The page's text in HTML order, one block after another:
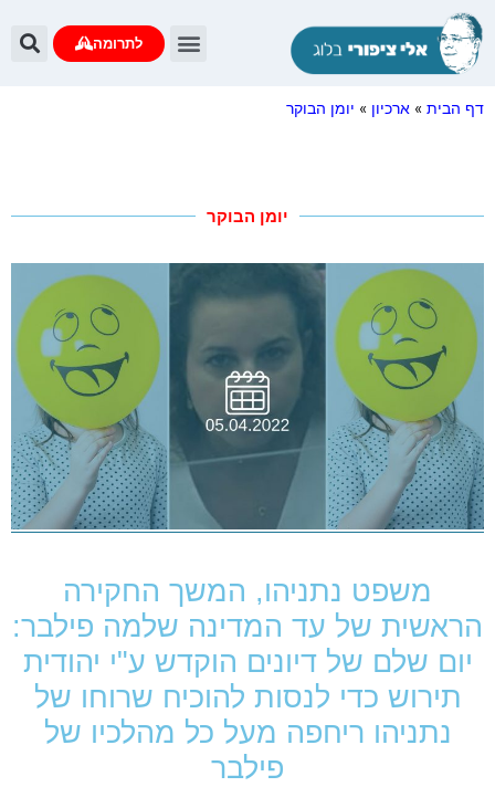
לתרומה
דף הבית » ארכיון » יומן הבוקר
יומן הבוקר
משפט נתניהו, המשך החקירה
הראשית של עד המדינה שלמה פילבר:
יום שלם של דיונים הוקדש ע"י יהודית
תירוש כדי לנסות להוכיח שרוחו של
נתניהו ריחפה מעל כל מהלכיו של
פילבר